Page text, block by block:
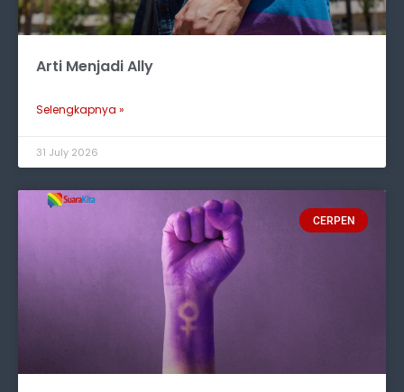
Arti Menjadi Ally
Selengkapnya »
31 July 2026
CERPEN